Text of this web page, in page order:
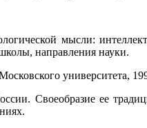
мысли:
направления науки.
университета,
Своеобразие ее